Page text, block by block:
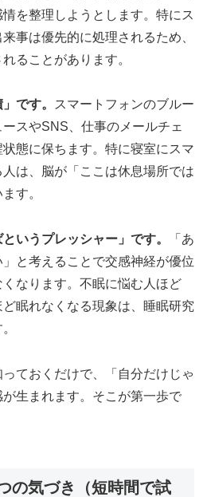
を整理しようとします。特にス
事は優先的に処理されるため、
ることがあります。
です。
スマートフォンのブルー
スやSNS、仕事のメールチェ
態に保ちます。特に寝室にスマ
は、脳が「ここは休息場所では
す。
いうプレッシャー」です。
「あ
と考えることで交感神経が優位
なります。不眠に悩む人ほど
ど眠れなくなる現象は、睡眠研究
ておくだけで、「自分だけじゃ
生まれます。そこが第一歩で
の気づき（短時間で試